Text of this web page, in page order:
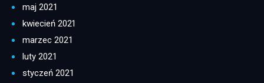
maj 2021
kwiecień 2021
marzec 2021
luty 2021
styczeń 2021